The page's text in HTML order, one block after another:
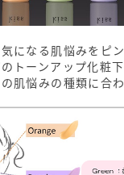
になる肌悩みをピ
トーンアップ化粧
肌悩みの種類に合わ